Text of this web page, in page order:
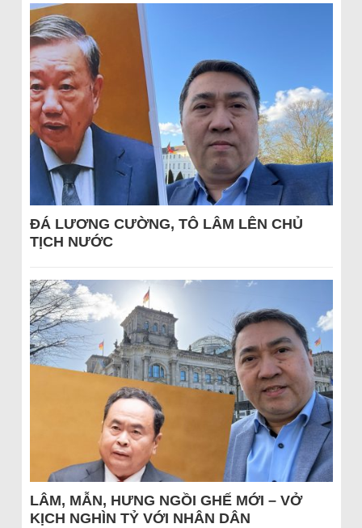
ĐÁ LƯƠNG CƯỜNG, TÔ LÂM LÊN CHỦ
TỊCH NƯỚC
LÂM, MẪN, HƯNG NGỒI GHẾ MỚI – VỞ
KỊCH NGHÌN TỶ VỚI NHÂN DÂN